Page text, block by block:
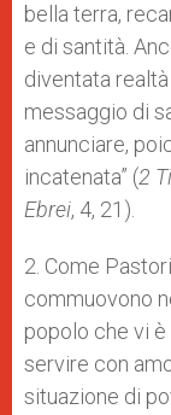
bella terra,
e di santità.
diventata
messaggio di
annunciare,
incatenata” (2
Ebrei, 4, 21).
2. Come
commuovono
popolo che vi
servire con
situazione di